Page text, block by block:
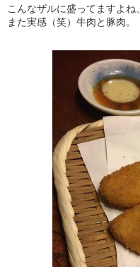
こんなザルに盛ってますよ
また実感（笑）牛肉と豚肉。